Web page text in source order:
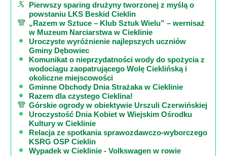
Pierwszy sparing drużyny tworzonej z myślą o
powstaniu LKS Beskid Cieklin
„Razem w Sztuce – Klub Sztuk Wielu” – wernisaż
w Muzeum Narciarstwa w Cieklinie
Uroczyste wyróżnienie najlepszych uczniów
Gminy Dębowiec
Komunikat o nieprzydatności wody do spożycia z
wodociągu zaopatrującego Wolę Cieklińską i
okoliczne miejscowości
Gminne Obchody Dnia Strażaka w Cieklinie
Razem dla czystego Cieklina!
Górskie ogrody w obiektywie Urszuli Czerwińskiej
Uroczystość Dnia Kobiet w Wiejskim Ośrodku
Kultury w Cieklinie
Relacja ze spotkania sprawozdawczo-wyborczego
KSRG OSP Cieklin
Wypadek w Cieklinie - Volkswagen w rowie